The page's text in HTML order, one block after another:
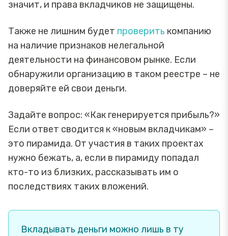
значит, и права вкладчиков не защищены.
Также не лишним будет проверить компанию
на наличие признаков нелегальной
деятельности на финансовом рынке. Если
обнаружили организацию в таком реестре – не
доверяйте ей свои деньги.
Задайте вопрос: «Как генерируется прибыль?»
Если ответ сводится к «новым вкладчикам» –
это пирамида. От участия в таких проектах
нужно бежать, а, если в пирамиду попадал
кто-то из близких, рассказывать им о
последствиях таких вложений.
Вкладывать деньги можно лишь в ту